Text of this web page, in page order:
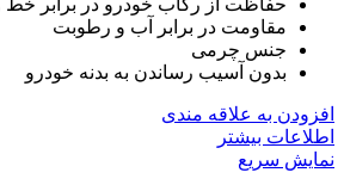
حفاظت از رکاب خودرو در برابر
مقاومت در برابر آب و رطوبت
جنس چرمی
بدون آسیب رساندن به بدنه خودرو
افزودن به علاقه مندی
اطلاعات بیشتر
نمایش سریع